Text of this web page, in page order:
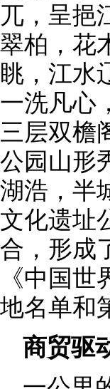
兀，呈挹
翠柏，花
眺，江水
一洗凡心
三层双檐
公园山形
湖浩，半
文化遗址
合，形成
《中国
地名单和
商贸驱